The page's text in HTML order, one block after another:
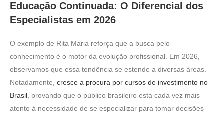
Educação Continuada: O Diferencial dos
Especialistas em 2026
O exemplo de Rita Maria reforça que a busca pelo
conhecimento é o motor da evolução profissional. Em 2026,
observamos que essa tendência se estende a diversas áreas.
Notadamente, cresce a procura por cursos de investimento no
Brasil , provando que o público brasileiro está cada vez mais
atento à necessidade de se especializar para tomar decisões